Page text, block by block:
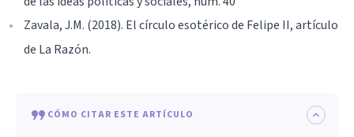
Zavala, J.M. (2018). El círculo esotérico de Felipe II, artículo
de La Razón.
CÓMO CITAR ESTE ARTÍCULO